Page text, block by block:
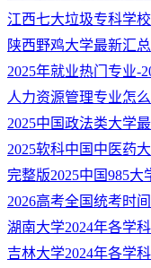
江西七大垃圾专科学
陕西野鸡大学最新汇
2025年就业热门专业-
人力资源管理专业怎
2025中国政法类大学
2025软科中国中医药
完整版2025中国985大
2026高考全国统考时
湖南大学2024年各学
吉林大学2024年各学